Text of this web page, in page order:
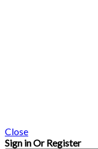
Close
Sign in Or Register